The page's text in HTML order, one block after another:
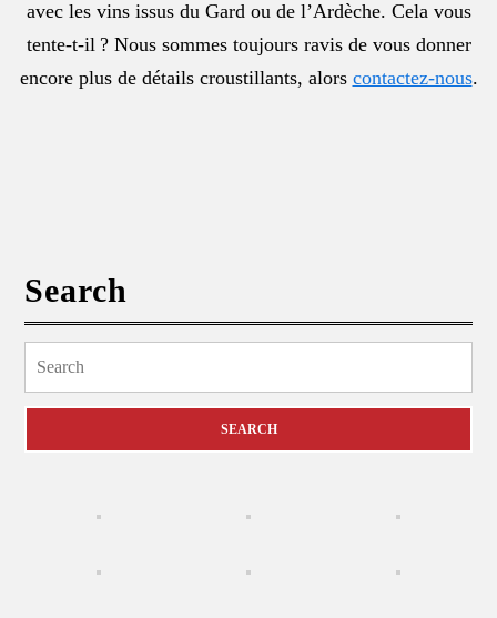
avec les vins issus du Gard ou de l’Ardèche. Cela vous
tente-t-il ? Nous sommes toujours ravis de vous donner
encore plus de détails croustillants, alors contactez-nous.
Search